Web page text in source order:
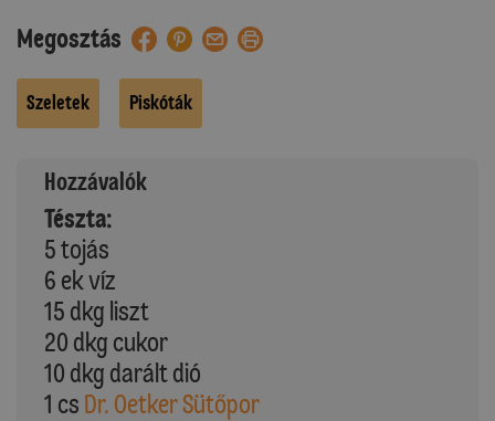
Megosztás
Szeletek Piskóták
Hozzávalók
Tészta:
5 tojás
6 ek víz
15 dkg liszt
20 dkg cukor
10 dkg darált dió
1 cs Dr. Oetker Sütőpor